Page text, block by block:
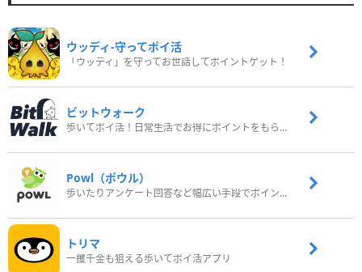
ウッディ‐守ってポイ活
「ウッディ」を守ってお世話してポイントゲット！
ビットウォーク
歩いてポイ活！日常生活でお得にポイントをもらおう
Powl（ポウル）
歩いたりアンケート回答など幅広い手段でポイントをゲット
トリマ
一攫千金も狙える歩いてポイ活アプリ